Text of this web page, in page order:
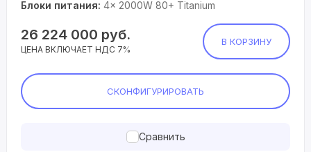
Блоки питания: 4× 2000W 80+ Titanium
26 224 000 руб.
ЦЕНА ВКЛЮЧАЕТ НДС 7%
В КОРЗИНУ
СКОНФИГУРИРОВАТЬ
Сравнить